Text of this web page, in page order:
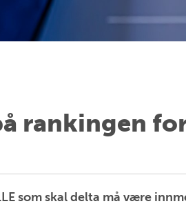
rankingen
som skal delta må være